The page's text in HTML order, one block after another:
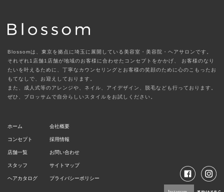
Blossomは、東京を拠点に埼玉に展開している美容室・美容院・ヘアサロンです。
それぞれ1店舗1店舗が地域のお客様に合わせたコンセプトをかかげ、
お客様のなり
たいを叶えるために、丁寧なカウンセリングとお客様の笑顔のために心のこもったお
もてなしで、お迎えしております。
また、成人式等のアレンジや、ネイル、アイデザイン、脱毛なども行っております。
ぜひ、ブロッサムで自分らしいスタイルをお試しください。
ホーム
コンセプト
店舗一覧
スタッフ
ヘアカタログ
会社概要
採用情報
お問い合わせ
サイトマップ
プライバシーポリシー